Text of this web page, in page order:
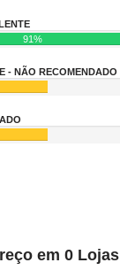
91%
- NÃO RECOMENDADO
em 0 Lojas